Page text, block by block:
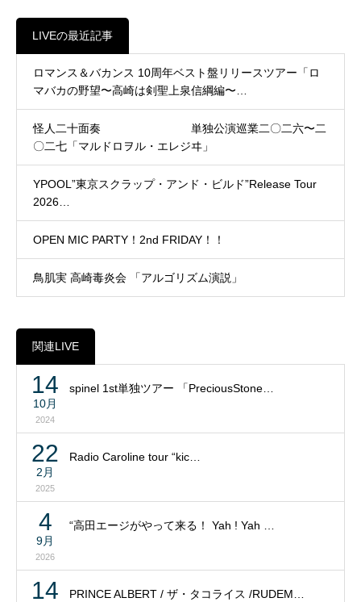
LIVEの最近記事
ロマンス＆バカンス 10周年ベスト盤リリースツアー「ロ
マバカの野望〜高崎は剣聖上泉信綱編〜…
怪人二十面奏 単独公演巡業二〇二六〜二
〇二七「マルドロヲル・エレジヰ」
YPOOL”東京スクラップ・アンド・ビルド”Release Tour
2026…
OPEN MIC PARTY！2nd FRIDAY！！
鳥肌実 高崎毒炎会 「アルゴリズム演説」
関連LIVE
14
10月
2024
spinel 1st単独ツアー 「PreciousStone…
22
2月
2025
Radio Caroline tour “kic…
4
9月
2026
“高田エージがやって来る！ Yah ! Yah …
14 PRINCE ALBERT / ザ・タコライス /RUDEM…